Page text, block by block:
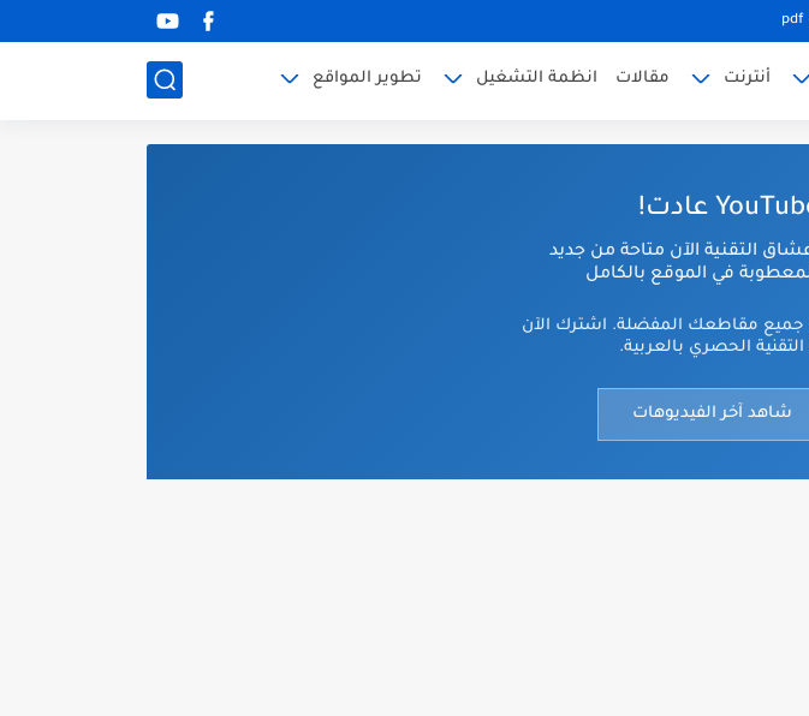
أنترنت مقالات انظمة التشغيل تطوير المواقع
التقنية الآن متاحة من جديد
في الموقع بالكامل
جميع مقاطعك المفضلة. اشترك الآن
الحصري بالعربية.
شاهد آخر الفيديوهات